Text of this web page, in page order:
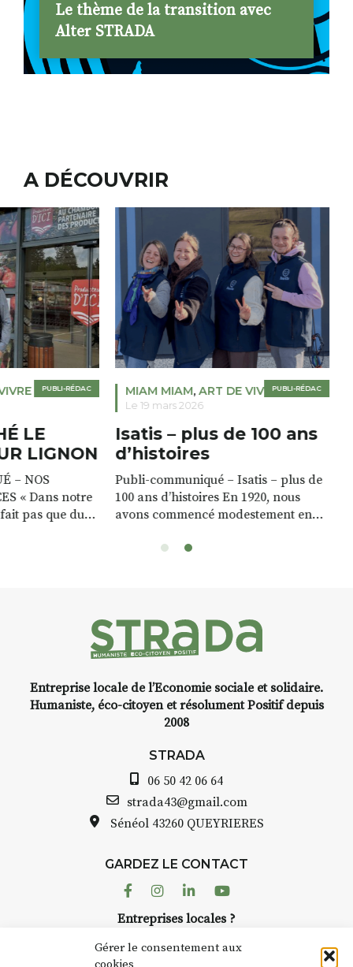
Gérer le consentement aux
Le thème de la transition avec
Alter STRADA
A DÉCOUVRIR
PUBLI-RÉDAC
LE
LIGNON
– NOS
« Dans notre
pas que du
PUBLI-RÉDAC
MIAM MIAM,ART DE VIVRE
Le 19 mars 2026
Isatis – plus de 100 ans
d’histoires
Publi-communiqué – Isatis – plus de
100 ans d’histoires En 1920, nous
avons commencé modestement en
Haute-Loire pour produire beurre,
artisanaux, notamment l’Artisous,
puis nous avons développé des
tournées avec un camion itinérant
Entreprise locale de l’Economie sociale et solidaire.
Humaniste, éco-citoyen et résolument Positif depuis
2008
STRADA
06 50 42 06 64
strada43@gmail.com
Sénéol 43260 QUEYRIERES
GARDEZ LE CONTACT
FacebookInstagram
LinkedinYoutube
Entreprises locales ?